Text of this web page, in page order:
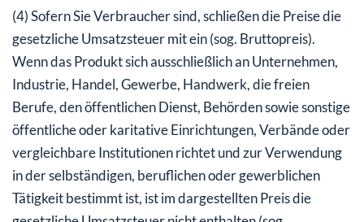
(4) Sofern Sie Verbraucher sind, schließen die Preise die
gesetzliche Umsatzsteuer mit ein (sog. Bruttopreis).
Wenn das Produkt sich ausschließlich an Unternehmen,
Industrie, Handel, Gewerbe, Handwerk, die freien
Berufe, den öffentlichen Dienst, Behörden sowie sonstige
öffentliche oder karitative Einrichtungen, Verbände oder
vergleichbare Institutionen richtet und zur Verwendung
in der selbständigen, beruflichen oder gewerblichen
Tätigkeit bestimmt ist, ist im dargestellten Preis die